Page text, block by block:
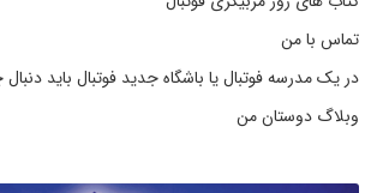
تماس با من
در یک مدرسه فوتبال یا باشگاه جدید فوتبال باید
وبلاگ دوستان من